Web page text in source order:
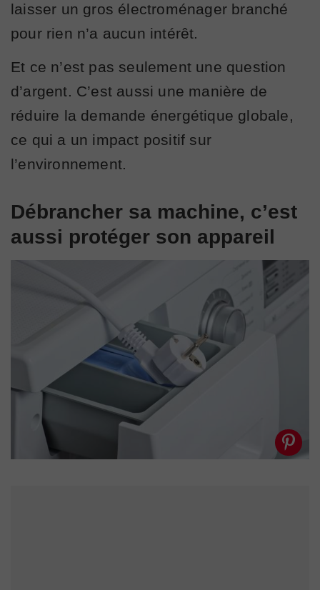
laisser un gros électroménager branché
pour rien n’a aucun intérêt.
Et ce n’est pas seulement une question
d’argent. C’est aussi une manière de
réduire la demande énergétique globale,
ce qui a un impact positif sur
l’environnement.
Débrancher sa machine, c’est
aussi protéger son appareil